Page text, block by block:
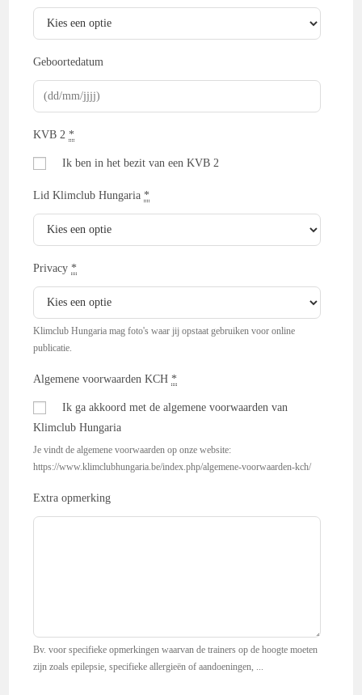
Geboortedatum
KVB 2 *
Ik ben in het bezit van een KVB 2
Lid Klimclub Hungaria *
Privacy *
Klimclub Hungaria mag foto's waar jij opstaat gebruiken voor online
publicatie.
Algemene voorwaarden KCH *
Ik ga akkoord met de algemene voorwaarden van
Klimclub Hungaria
Je vindt de algemene voorwaarden op onze website:
https://www.klimclubhungaria.be/index.php/algemene-voorwaarden-kch/
Extra opmerking
Bv. voor specifieke opmerkingen waarvan de trainers op de hoogte moeten
zijn zoals epilepsie, specifieke allergieën of aandoeningen, ...